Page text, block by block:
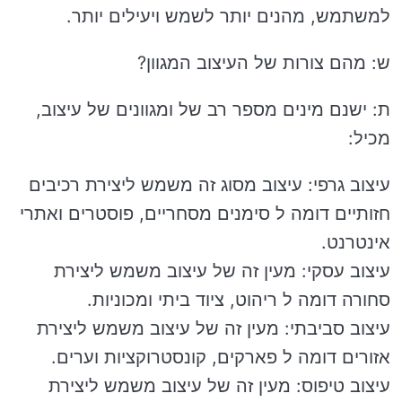
למשתמש, מהנים יותר לשמש ויעילים יותר.
ש: מהם צורות של העיצוב המגוון?
ת: ישנם מינים מספר רב של ומגוונים של עיצוב,
מכיל:
עיצוב גרפי: עיצוב מסוג זה משמש ליצירת רכיבים
חזותיים דומה ל סימנים מסחריים, פוסטרים ואתרי
אינטרנט.
עיצוב עסקי: מעין זה של עיצוב משמש ליצירת
סחורה דומה ל ריהוט, ציוד ביתי ומכוניות.
עיצוב סביבתי: מעין זה של עיצוב משמש ליצירת
אזורים דומה ל פארקים, קונסטרוקציות וערים.
עיצוב טיפוס: מעין זה של עיצוב משמש ליצירת